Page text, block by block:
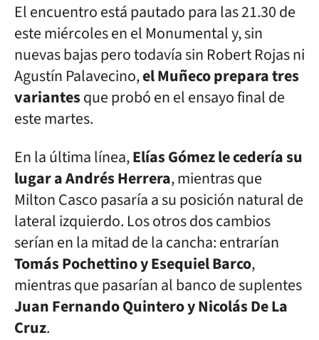
El encuentro está pautado para las 21.30 de
este miércoles en el Monumental y, sin
nuevas bajas pero todavía sin Robert Rojas ni
Agustín Palavecino,el Muñeco prepara tres
variantesque probó en el ensayo final de
este martes.
En la última línea,Elías Gómez le cedería su
lugar a Andrés Herrera, mientras que
Milton Casco pasaría a su posición natural de
lateral izquierdo. Los otros dos cambios
serían en la mitad de la cancha: entrarían
Tomás Pochettino y Esequiel Barco,
mientras que pasarían al banco de suplentes
Juan Fernando Quintero y Nicolás De La
Cruz.